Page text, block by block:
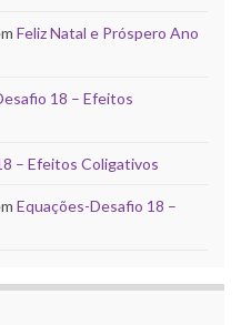
Feliz Natal e Próspero Ano
18 – Efeitos
– Efeitos Coligativos
Equações-Desafio 18 –